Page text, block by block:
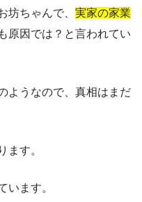
坊ちゃんで、 実家の家業
原因では？と言われてい
ようなので、真相はまだ
ます。
います。